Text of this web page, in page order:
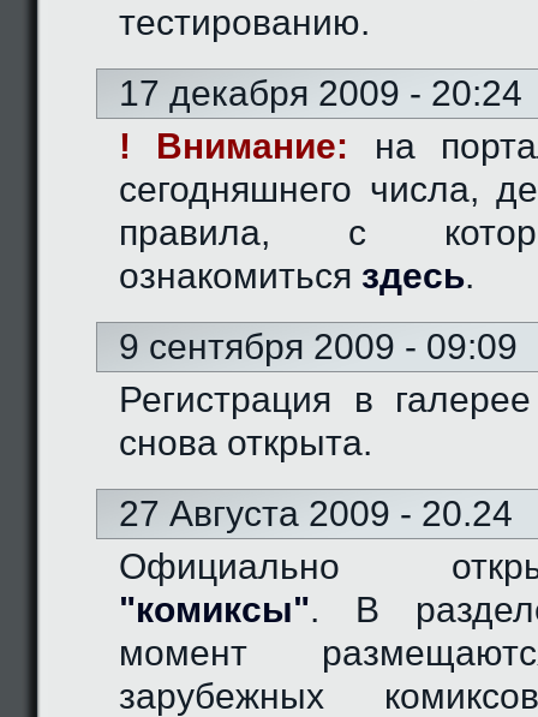
тестированию.
17 декабря 2009 - 20:24
! Внимание: на
сегодняшнего числа,
правила, с
ознакомиться здесь.
9 сентября 2009 - 09:09
Регистрация в
снова открыта.
27 Августа 2009 - 20.24
Официально
"комиксы". В
момент
зарубежных